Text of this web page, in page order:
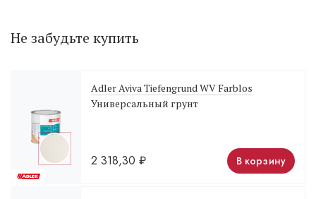
Не забудьте купить
Adler Aviva Tiefengrund WV Farblos
Универсальный грунт
2 318,30 ₽ В корзину